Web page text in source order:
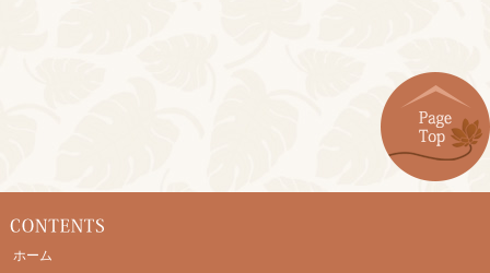
ホーム